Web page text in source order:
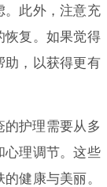
。此外，注意充
恢复。如果觉得
助，以获得更有
护理需要从多
心理调节。这些
健康与美丽。